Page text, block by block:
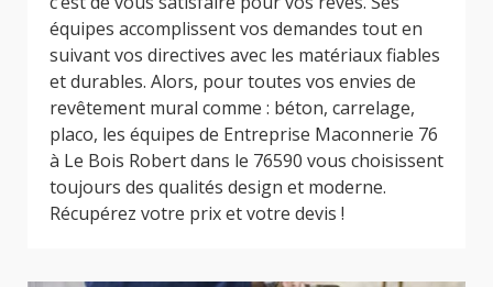
équipes accomplissent vos demandes tout en
suivant vos directives avec les matériaux fiables
et durables. Alors, pour toutes vos envies de
revêtement mural comme : béton, carrelage,
placo, les équipes de Entreprise Maconnerie 76
à Le Bois Robert dans le 76590 vous choisissent
toujours des qualités design et moderne.
Récupérez votre prix et votre devis !